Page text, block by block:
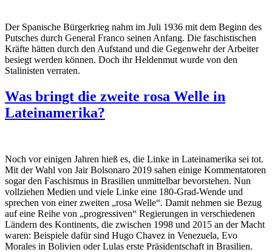
Der Spanische Bürgerkrieg nahm im Juli 1936 mit dem Beginn des
Putsches durch General Franco seinen Anfang. Die faschistischen
Kräfte hätten durch den Aufstand und die Gegenwehr der Arbeiter
besiegt werden können. Doch ihr Heldenmut wurde von den
Stalinisten verraten.
Was bringt die zweite rosa Welle in
Lateinamerika?
Noch vor einigen Jahren hieß es, die Linke in Lateinamerika sei tot.
Mit der Wahl von Jair Bolsonaro 2019 sahen einige Kommentatoren
sogar den Faschismus in Brasilien unmittelbar bevorstehen. Nun
vollziehen Medien und viele Linke eine 180-Grad-Wende und
sprechen von einer zweiten „rosa Welle“. Damit nehmen sie Bezug
auf eine Reihe von „progressiven“ Regierungen in verschiedenen
Ländern des Kontinents, die zwischen 1998 und 2015 an der Macht
waren: Beispiele dafür sind Hugo Chavez in Venezuela, Evo
Morales in Bolivien oder Lulas erste Präsidentschaft in Brasilien.